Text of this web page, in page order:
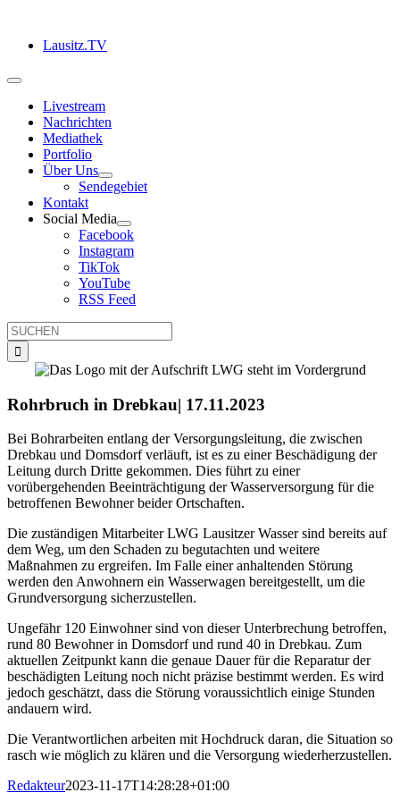
springenLausitz.TV
Toggle
NavigationLivestream
Nachrichten
Mediathek
Portfolio
Über Uns
Sendegebiet
Kontakt
Social Media
Facebook
Instagram
TikTok
YouTube
RSS Feed
Suche
nach:
Rohrbruch in Drebkau| 17.11.2023
Bei Bohrarbeiten entlang der Versorgungsleitung, die zwischen
Drebkau und Domsdorf verläuft, ist es zu einer Beschädigung der
Leitung durch Dritte gekommen. Dies führt zu einer
vorübergehenden Beeinträchtigung der Wasserversorgung für die
betroffenen Bewohner beider Ortschaften.
Die zuständigen Mitarbeiter LWG Lausitzer Wasser sind bereits auf
dem Weg, um den Schaden zu begutachten und weitere
Maßnahmen zu ergreifen. Im Falle einer anhaltenden Störung
werden den Anwohnern ein Wasserwagen bereitgestellt, um die
Grundversorgung sicherzustellen.
Ungefähr 120 Einwohner sind von dieser Unterbrechung betroffen,
rund 80 Bewohner in Domsdorf und rund 40 in Drebkau. Zum
aktuellen Zeitpunkt kann die genaue Dauer für die Reparatur der
beschädigten Leitung noch nicht präzise bestimmt werden. Es wird
jedoch geschätzt, dass die Störung voraussichtlich einige Stunden
andauern wird.
Die Verantwortlichen arbeiten mit Hochdruck daran, die Situation so
rasch wie möglich zu klären und die Versorgung wiederherzustellen.
Redakteur2023-11-17T14:28:28+01:00